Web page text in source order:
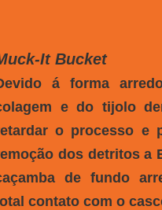
It Bucket
á forma
e do tijolo
o processo e
dos detritos a
de fundo
contato com o